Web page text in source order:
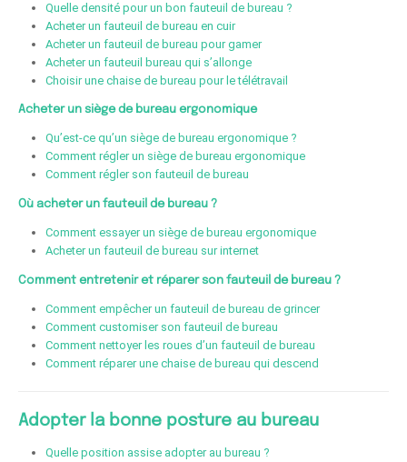
Quelle densité pour un bon fauteuil de bureau ?
Acheter un fauteuil de bureau en cuir
Acheter un fauteuil de bureau pour gamer
Acheter un fauteuil bureau qui s’allonge
Choisir une chaise de bureau pour le télétravail
Acheter un siège de bureau ergonomique
Qu’est-ce qu’un siège de bureau ergonomique ?
Comment régler un siège de bureau ergonomique
Comment régler son fauteuil de bureau
Où acheter un fauteuil de bureau ?
Comment essayer un siège de bureau ergonomique
Acheter un fauteuil de bureau sur internet
Comment entretenir et réparer son fauteuil de bureau ?
Comment empêcher un fauteuil de bureau de grincer
Comment customiser son fauteuil de bureau
Comment nettoyer les roues d’un fauteuil de bureau
Comment réparer une chaise de bureau qui descend
Adopter la bonne posture au bureau
Quelle position assise adopter au bureau ?